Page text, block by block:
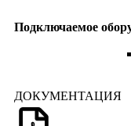
Подключаемое
ДОКУМЕНТАЦИЯ